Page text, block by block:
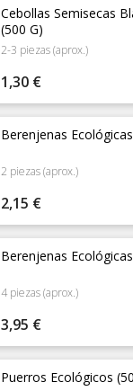
Cebollas Semisecas
(500 G)
2-3 piezas (aprox.)
Precio
1,30 €
Berenjenas
2 piezas (aprox.)
Precio
2,15 €
Berenjenas
4 piezas (aprox.)
Precio
3,95 €
Puerros Ecológicos